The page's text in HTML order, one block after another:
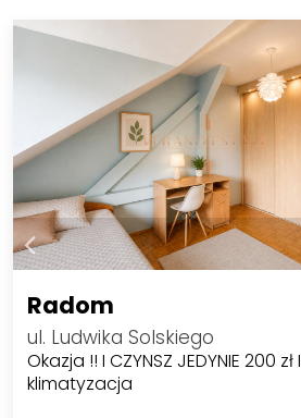
Radom
ul. Ludwika Solskiego
Okazja !! I CZYNSZ JEDYNIE 200 zł I
klimatyzacja